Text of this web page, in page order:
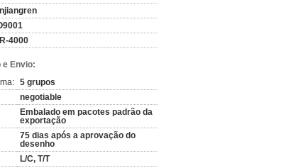
4000
e Envio:
5 grupos
negotiable
Embalado em pacotes padrão da
exportação
75 dias após a aprovação do
desenho
L/C, T/T